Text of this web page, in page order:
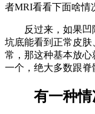
者MRI看看下面啥情
反过来，如果凹陷
坑底能看到正常皮
常，那这种基本放
一个，绝大多数跟脊
有一种情